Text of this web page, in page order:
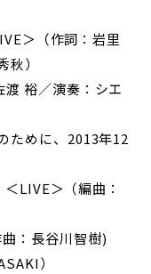
＞（作詞：岩里
）
裕／演奏：シエ
ために、2013年12
LIVE＞（編曲：
：長谷川智樹)
）